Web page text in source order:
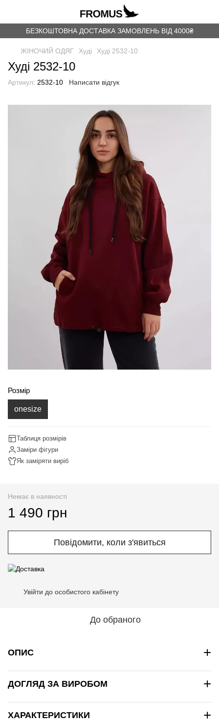
БЕЗКОШТОВНА ДОСТАВКА ЗАМОВЛЕНЬ ВІД 4000₴
ЖІНОЧИЙ ОДЯГ Худі Худі 2532-10
Худі 2532-10
Артикул: 2532-10 Написати відгук
Розмір
onesize
Таблиця розмірів
Заміри фігури
Як заміряти виріб
Немає в наявності
1 490 грн
Повідомити, коли з'явиться
Увійти до особистого кабінету
До обраного
ОПИС +
ДОГЛЯД ЗА ВИРОБОМ +
ХАРАКТЕРИСТИКИ +